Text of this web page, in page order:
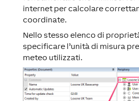
internet per calcolare
coordinate.
Nello stesso elenco di
specificare l’unità di misura
meteo utilizzati.